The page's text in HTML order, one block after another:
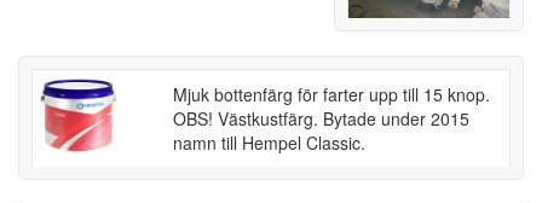
Mjuk bottenfärg för farter upp till 15 knop.
OBS! Västkustfärg. Bytade under 2015
namn till Hempel Classic.